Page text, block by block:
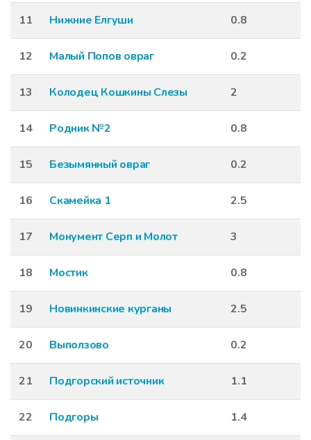
11 Нижние Елгуши 0.8
12 Малый Попов овраг 0.2
13 Колодец Кошкины Слезы 2
14 Родник №2 0.8
15 Безымянный овраг 0.2
16 Скамейка 1 2.5
17 Монумент Серп и Молот 3
18 Мостик 0.8
19 Новинкинские курганы 2.5
20 Выползово 0.2
21 Подгорский источник 1.1
22 Подгоры 1.4